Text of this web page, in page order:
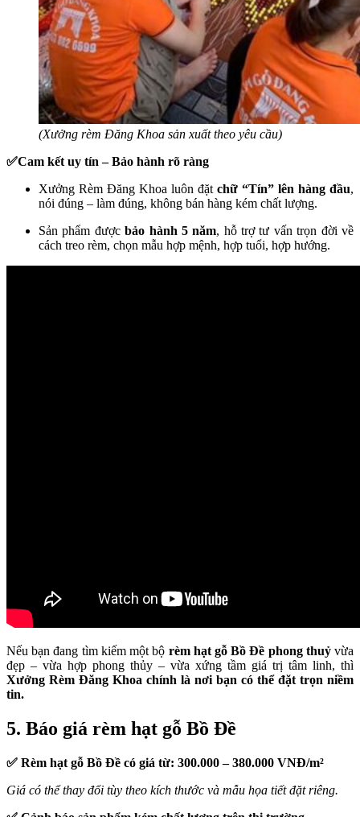
(Xưởng rèm Đăng Khoa sản xuất theo yêu cầu)
✅Cam kết uy tín – Bảo hành rõ ràng
Xưởng Rèm Đăng Khoa luôn đặt chữ “Tín” lên hàng đầu,
nói đúng – làm đúng, không bán hàng kém chất lượng.
Sản phẩm đượcbảo hành 5 năm, hỗ trợ tư vấn trọn đời về
cách treo rèm, chọn mẫu hợp mệnh, hợp tuổi, hợp hướng.
Nếu bạn đang tìm kiếm một bộ rèm hạt gỗ Bồ Đề phong thuỷvừa
đẹp – vừa hợp phong thủy – vừa xứng tầm giá trị tâm linh, thì
Xưởng Rèm Đăng Khoa chính là nơi bạn có thể đặt trọn niềm
tin.
5. Báo giá rèm hạt gỗ Bồ Đề
✅ Rèm hạt gỗ Bồ Đề có giá từ: 300.000 – 380.000 VNĐ/m²
Giá có thể thay đổi tùy theo kích thước và mẫu họa tiết đặt riêng.